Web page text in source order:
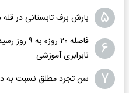
۵ بارش برف تابستانی در قله
۶
نابرابری آموزشی
۷ سن تجرد مطلق نسبت به